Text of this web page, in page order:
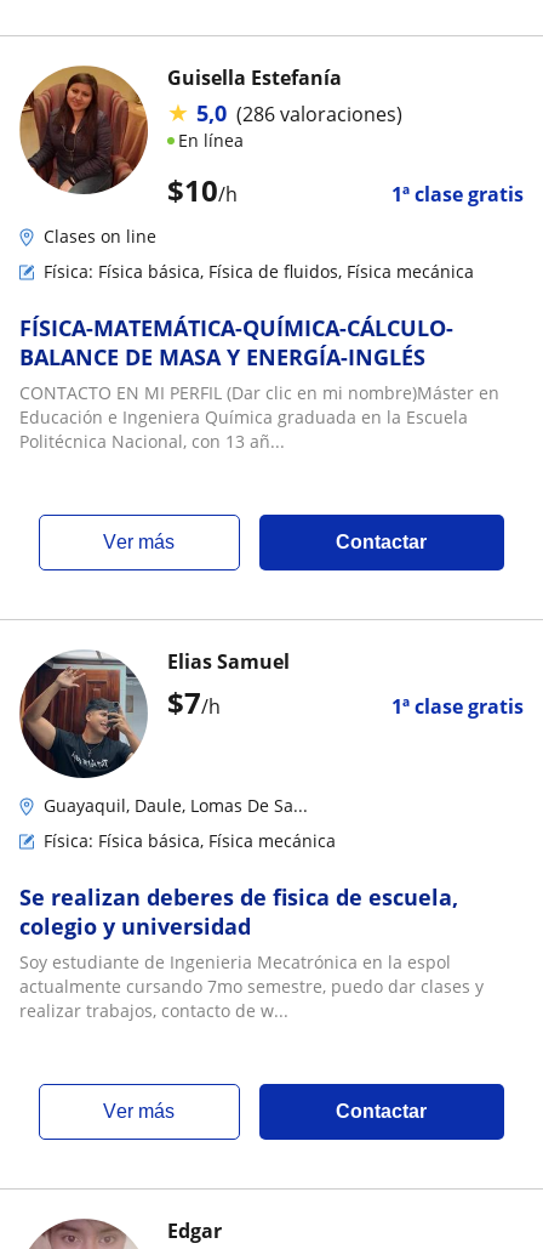
$10/h 1ª clase gratis
Guisella Estefanía
★ 5,0 (286 valoraciones)
En línea
Clases on line
Física: Física básica, Física de fluidos, Física mecánica
FÍSICA-MATEMÁTICA-QUÍMICA-CÁLCULO-
BALANCE DE MASA Y ENERGÍA-INGLÉS
CONTACTO EN MI PERFIL (Dar clic en mi nombre)Máster en
Educación e Ingeniera Química graduada en la Escuela
Politécnica Nacional, con 13 añ...
ver más Contactar
$7/h 1ª clase gratis
Elias Samuel
Guayaquil, Daule, Lomas De Sa...
Física: Física básica, Física mecánica
Se realizan deberes de fisica de escuela,
colegio y universidad
Soy estudiante de Ingenieria Mecatrónica en la espol
actualmente cursando 7mo semestre, puedo dar clases y
realizar trabajos, contacto de w...
ver más Contactar
Edgar